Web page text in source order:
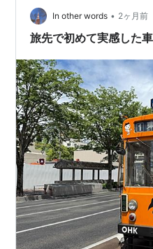
In other words • 2ヶ月前
旅先で初めて実感した